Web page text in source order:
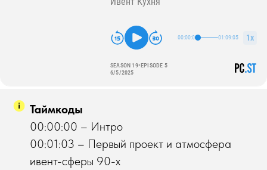
Таймкоды
00:00:00 – Интро
00:01:03 – Первый проект и атмосфера
ивент-сферы 90-х